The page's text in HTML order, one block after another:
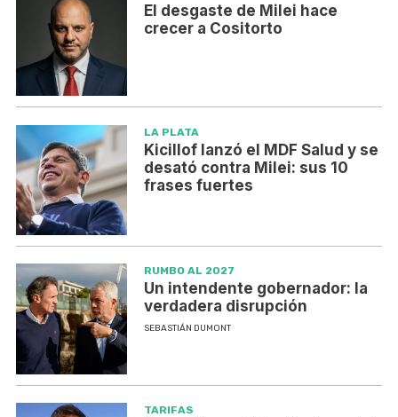
El desgaste de Milei hace
crecer a Cositorto
LA PLATA
Kicillof lanzó el MDF Salud y se
desató contra Milei: sus 10
frases fuertes
RUMBO AL 2027
Un intendente gobernador: la
verdadera disrupción
SEBASTIÁN DUMONT
TARIFAS